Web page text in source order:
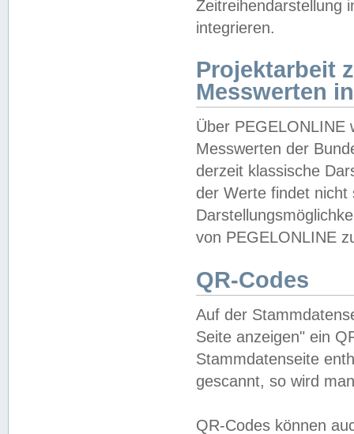
Zeitreihendarstellung
integrieren.
Projektarbeit
Messwerten
Über PEGELONLINE
Messwerten der
derzeit klassische
der Werte findet
von PEGELONLINE
QR-Codes
Auf der
Seite anzeigen" ein
Stammdatenseite
gescannt, so wird
QR-Codes können